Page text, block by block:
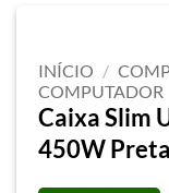
INÍCIO /
COMPUTADOR
Caixa Slim
450W Preta